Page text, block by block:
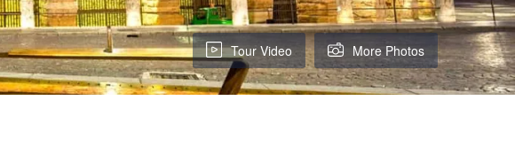
Tour Video More Photos